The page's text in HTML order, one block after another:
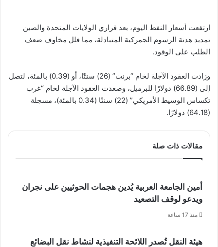
ارتفعت أسعار النفط اليوم، بعد قراري الولايات المتحدة والصين
تمديد هدنة الرسوم الجمركية المتبادلة، مما قلل مخاوف ضعف
الطلب على الوقود.
وزادت العقود الآجلة لخام “برنت” (26) سنتًا، أو (0.39) بالمئة، لتصل
إلى (66.89) دولارًا للبرميل، وصعدت العقود الآجلة لخام “غرب
تكساس الوسيط الأمريكي” (22) سنتًا (0.34 بالمئة)، مسجلة
(64.18) دولارًا.
مقالات ذات صلة
أمين الجامعة العربية يُدين هجمات الحوثيين على نجران
ويدعو لوقف التصعيد
منذ 17 ساعة
هيئة النقل تُصدر اللائحة التنفيذية لنشاط نقل البضائع